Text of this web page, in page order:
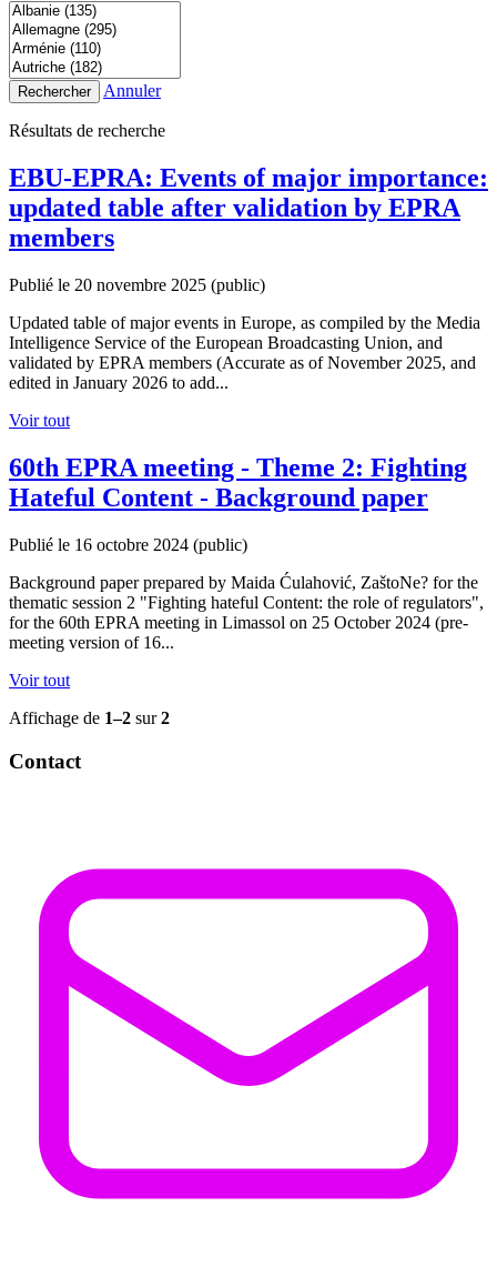
Rechercher Annuler
Résultats de recherche
EBU-EPRA: Events of major importance:
updated table after validation by EPRA
members
Publié le 20 novembre 2025 (public)
Updated table of major events in Europe, as compiled by the Media
Intelligence Service of the European Broadcasting Union, and
validated by EPRA members (Accurate as of November 2025, and
edited in January 2026 to add...
Voir tout
60th EPRA meeting - Theme 2: Fighting
Hateful Content - Background paper
Publié le 16 octobre 2024 (public)
Background paper prepared by Maida Ćulahović, ZaštoNe? for the
thematic session 2 "Fighting hateful Content: the role of regulators",
for the 60th EPRA meeting in Limassol on 25 October 2024 (pre-
meeting version of 16...
Voir tout
Affichage de 1–2 sur2
Contact